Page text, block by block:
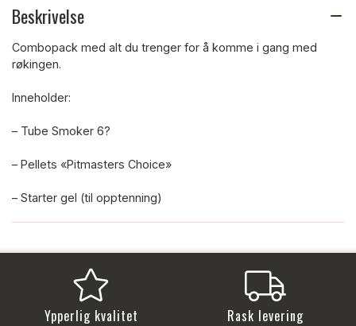
Beskrivelse
Combopack med alt du trenger for å komme i gang med
røkingen.
Inneholder:
– Tube Smoker 6?
– Pellets «Pitmasters Choice»
– Starter gel (til opptenning)
Ypperlig kvalitet Rask levering